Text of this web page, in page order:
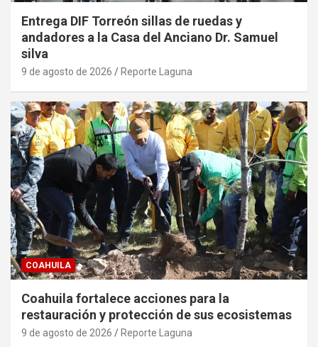
Entrega DIF Torreón sillas de ruedas y
andadores a la Casa del Anciano Dr. Samuel
silva
9 de agosto de 2026 Reporte Laguna
COAHUILA
Coahuila fortalece acciones para la
restauración y protección de sus ecosistemas
9 de agosto de 2026 Reporte Laguna